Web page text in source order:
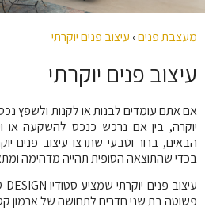
מעצבת פנים› עיצוב פנים יוקרתי
עיצוב פנים יוקרתי​
אם אתם עומדים לבנות או לקנות ולשפץ
יוקרה, בין אם נרכש כנכס להשקעה או
הבאים, ברור וטבעי שתרצו עיצוב פנים
בכדי שהתוצאה הסופית תהייה מדהימה
עיצוב פנים יוקרתי שמציע סטודיו DESIGN
פשוטה בת שני חדרים לתחושה של ארמון